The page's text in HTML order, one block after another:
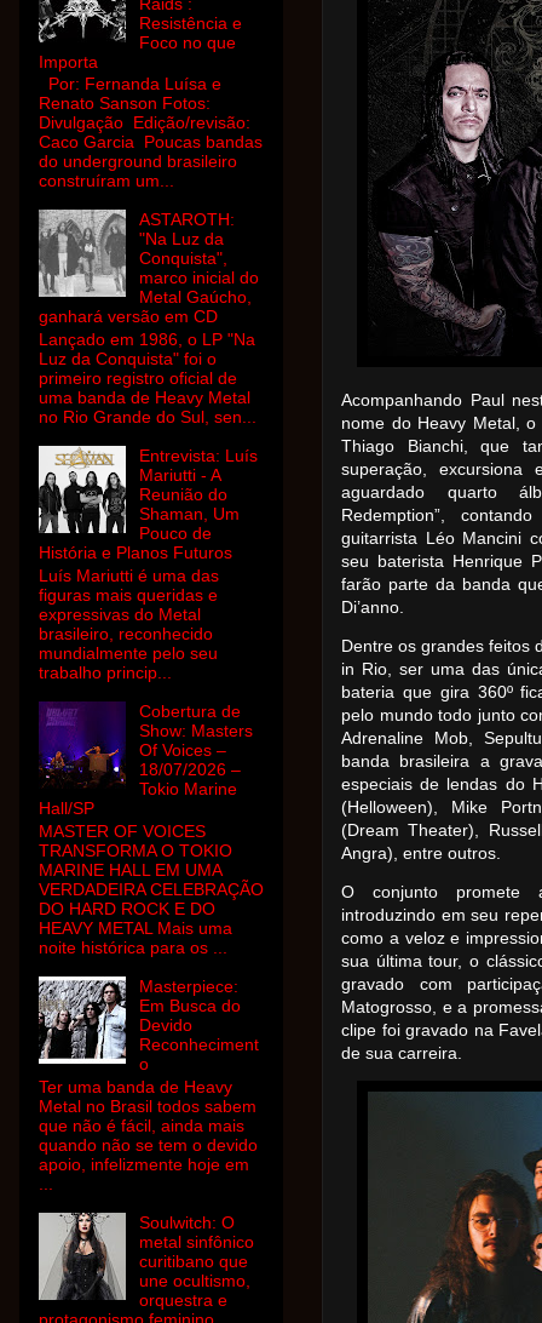
Acompanhando Paul
nome do Heavy Metal,
Thiago Bianchi, que
superação,
aguardado quarto
Redemption”,
guitarrista Léo Mancini
seu baterista Henrique
farão parte da banda
Di’anno.
Dentre os grandes feitos
in Rio, ser uma das
bateria que gira 360º
pelo mundo todo junto
Adrenaline Mob,
banda brasileira a
especiais de lendas do
(Helloween), Mike
(Dream Theater),
Angra), entre outros.
O conjunto promete
introduzindo em seu
como a veloz e
sua última tour, o
gravado com
Matogrosso, e a
clipe foi gravado na
de sua carreira.
Resistência e
Foco no que
Importa
Por: Fernanda Luísa e
Renato Sanson Fotos:
Divulgação Edição/revisão:
Caco Garcia Poucas bandas
do underground brasileiro
construíram um...
ASTAROTH:
"Na Luz da
Conquista",
marco inicial do
Metal Gaúcho,
ganhará versão em CD
Lançado em 1986, o LP "Na
Luz da Conquista" foi o
primeiro registro oficial de
uma banda de Heavy Metal
no Rio Grande do Sul, sen...
Entrevista: Luís
Mariutti - A
Reunião do
Shaman, Um
Pouco de
História e Planos Futuros
Luís Mariutti é uma das
figuras mais queridas e
expressivas do Metal
brasileiro, reconhecido
mundialmente pelo seu
trabalho princip...
Cobertura de
Show: Masters
Of Voices –
18/07/2026 –
Tokio Marine
Hall/SP
MASTER OF VOICES
TRANSFORMA O TOKIO
MARINE HALL EM UMA
VERDADEIRA CELEBRAÇÃO
DO HARD ROCK E DO
HEAVY METAL Mais uma
noite histórica para os ...
Masterpiece:
Em Busca do
Devido
Reconheciment
o
Ter uma banda de Heavy
Metal no Brasil todos sabem
que não é fácil, ainda mais
quando não se tem o devido
apoio, infelizmente hoje em
Soulwitch: O
metal sinfônico
curitibano que
une ocultismo,
orquestra e
protagonismo feminino